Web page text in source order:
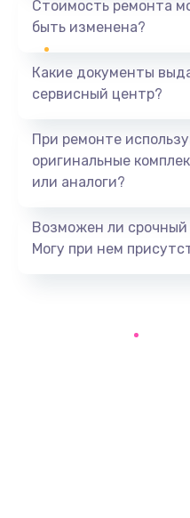
Замена
Ремонт
Стоимость ремонта
быть изменена?
Какие документы
сервисный центр?
При ремонте
оригинальные
или аналоги?
Возможен ли срочный
Могу при нем